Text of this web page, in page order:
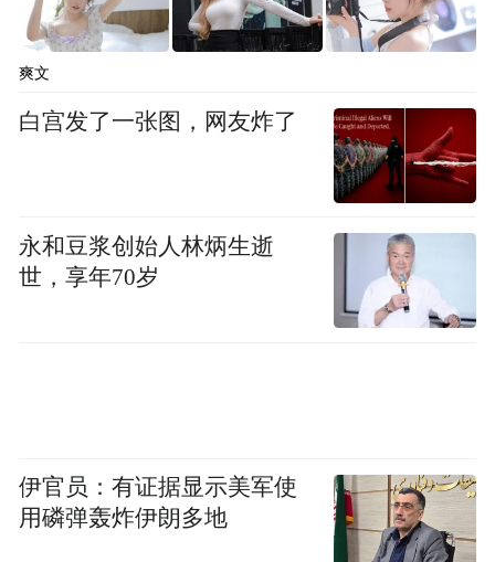
爽文
白宫发了一张图，网友炸了
永和豆浆创始人林炳生逝
世，享年70岁
伊官员：有证据显示美军使
用磷弹轰炸伊朗多地